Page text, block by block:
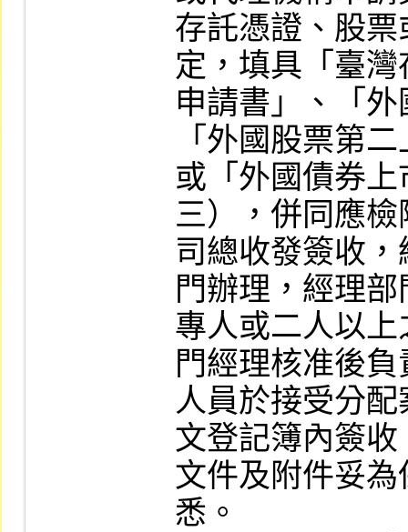
存託憑證、股
定，填具「臺
申請書」、「
「外國股票第
或「外國債券
三），併同應
司總收發簽收
門辦理，經理
專人或二人以
門經理核准後
人員於接受分
文登記簿內簽
文件及附件妥
悉。